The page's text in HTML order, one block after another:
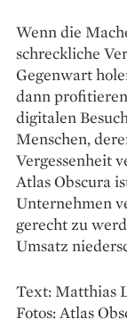
Wenn die
schreckliche
Gegenwart
dann
digitalen
Menschen,
Vergessenheit
Atlas Obscura
Unternehmen
gerecht zu
Umsatz
Text: Matthias
Fotos: Atlas